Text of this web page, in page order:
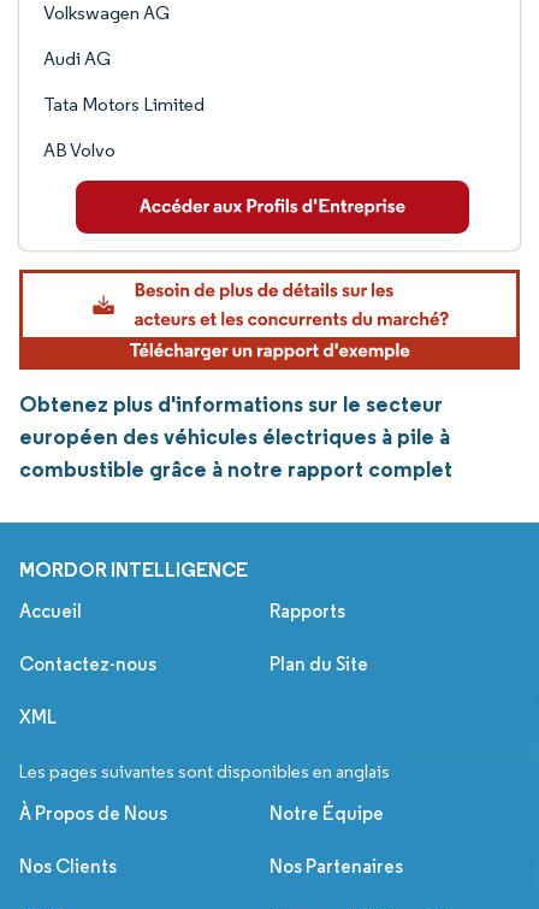
Volkswagen AG
Audi AG
Tata Motors Limited
AB Volvo
Obtenez plus d'informations sur le secteur
européen des véhicules électriques à pile à
combustible grâce à notre rapport complet
MORDOR INTELLIGENCE
Accueil Rapports
Contactez-nous Plan du Site
XML
Les pages suivantes sont disponibles en anglais
À Propos de Nous Notre Équipe
Nos Clients Nos Partenaires